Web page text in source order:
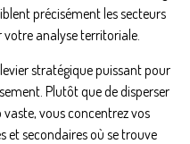
précisément les secteurs
votre analyse territoriale.
stratégique puissant pour
Plutôt que de disperser
vous concentrez vos
et secondaires où se trouve